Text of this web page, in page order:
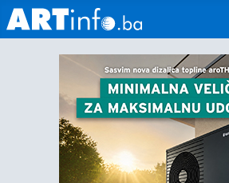
Početna
Vijesti
Sport